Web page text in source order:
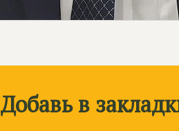
Добавь в